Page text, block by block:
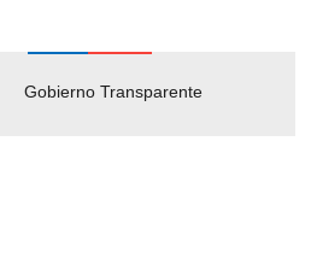
Gobierno Transparente